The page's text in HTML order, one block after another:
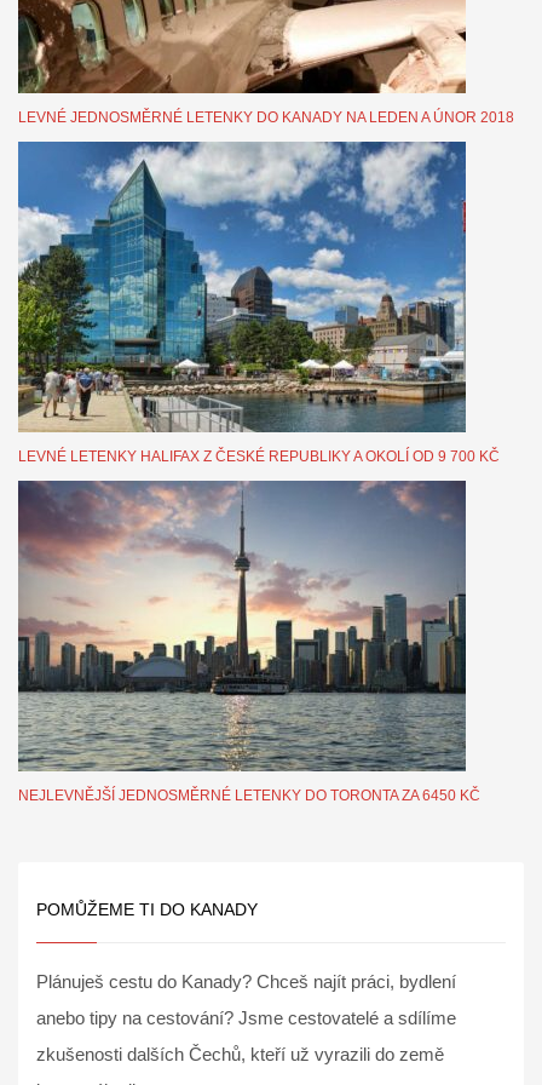
LEVNÉ JEDNOSMĚRNÉ LETENKY DO KANADY NA LEDEN A ÚNOR 2018
LEVNÉ LETENKY HALIFAX Z ČESKÉ REPUBLIKY A OKOLÍ OD 9 700 KČ
NEJLEVNĚJŠÍ JEDNOSMĚRNÉ LETENKY DO TORONTA ZA 6450 KČ
POMŮŽEME TI DO KANADY
Plánuješ cestu do Kanady? Chceš najít práci, bydlení
anebo tipy na cestování? Jsme cestovatelé a sdílíme
zkušenosti dalších Čechů, kteří už vyrazili do země